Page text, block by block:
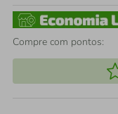
Compre com pontos: